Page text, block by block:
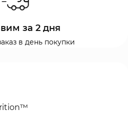
за 2 дня
в день покупки
™